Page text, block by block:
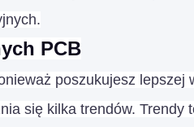
PCB
poszukujesz lepszej
się kilka trendów. Trendy